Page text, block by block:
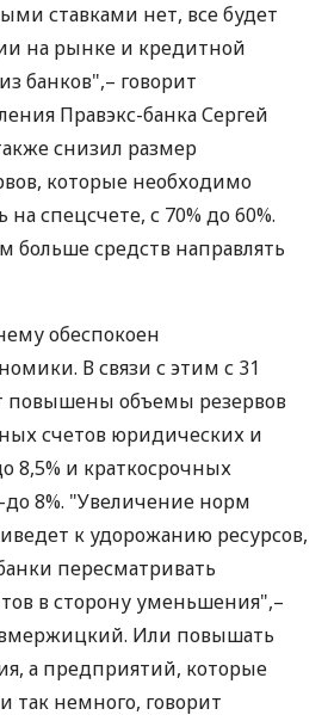
ставками нет, все будет
на рынке и кредитной
банков",– говорит
Правэкс-банка Сергей
снизил размер
которые необходимо
спецсчете, с 70% до 60%.
больше средств направлять
обеспокоен
В связи с этим с 31
повышены объемы резервов
счетов юридических и
8,5% и краткосрочных
8%. "Увеличение норм
к удорожанию ресурсов,
пересматривать
в сторону уменьшения",–
Или повышать
а предприятий, которые
так немного, говорит